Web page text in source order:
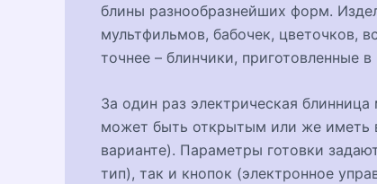
блины разнообразнейших форм.
мультфильмов, бабочек, цветочков,
точнее – блинчики, приготовленные
За один раз электрическая
может быть открытым или же иметь
варианте). Параметры готовки
тип), так и кнопок (электронное